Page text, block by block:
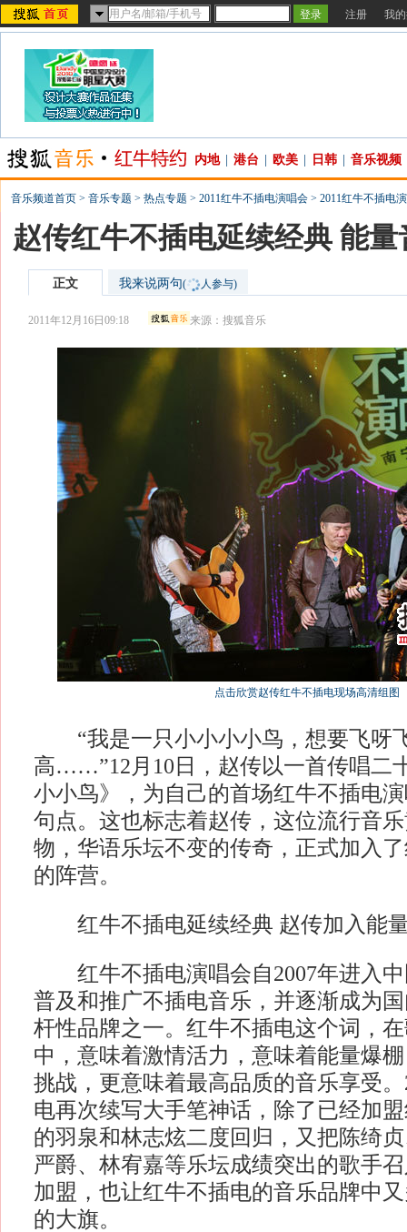
注册 我
内地 港台 欧美 日韩 音乐视频
音乐频道首页 > 音乐专题 > 热点专题 > 2011红牛不插电演唱会 > 2011红牛不插电
赵传红牛不插电延续经典 能
正文 我来说两句( 人参与)
2011年12月16日09:18 来源：搜狐音乐
点击欣赏赵传红牛不插电现场高清组图
“我是一只小小小小鸟，想要飞呀
高……”12月10日，赵传以一首传唱二
小小鸟》，为自己的首场红牛不插电
句点。这也标志着赵传，这位流行音
物，华语乐坛不变的传奇，正式加入
的阵营。
红牛不插电延续经典 赵传加入能
红牛不插电演唱会自2007年进入中
普及和推广不插电音乐，并逐渐成为
杆性品牌之一。红牛不插电这个词，
中，意味着激情活力，意味着能量爆
挑战，更意味着最高品质的音乐享受
电再次续写大手笔神话，除了已经加
的羽泉和林志炫二度回归，又把陈绮
严爵、林宥嘉等乐坛成绩突出的歌手
加盟，也让红牛不插电的音乐品牌中
的大旗。